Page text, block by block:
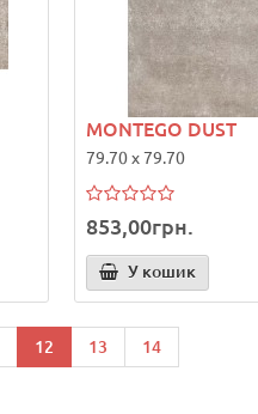
MONTEGO DUST
79.70 x 79.70
853,00грн.
У кошик
12 13
14